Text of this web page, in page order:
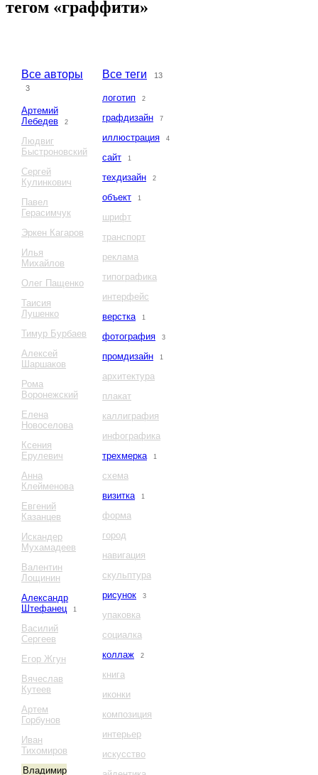
тегом «граффити»
Все авторы
3
Артемий
Лебедев
2
Людвиг
Быстроновский
Сергей
Кулинкович
Павел
Герасимчук
Эркен Кагаров
Илья
Михайлов
Олег Пащенко
Таисия
Лушенко
Тимур Бурбаев
Алексей
Шаршаков
Рома
Воронежский
Елена
Новоселова
Ксения
Ерулевич
Анна
Клейменова
Евгений
Казанцев
Искандер
Мухамадеев
Валентин
Лощинин
Александр
Штефанец
1
Василий
Сергеев
Егор Жгун
Вячеслав
Кутеев
Артем
Горбунов
Иван
Тихомиров
Владимир
Все теги 13
логотип 2
графдизайн 7
иллюстрация 4
сайт 1
техдизайн 2
объект 1
шрифт
транспорт
реклама
типографика
интерфейс
верстка
1
фотография 3
промдизайн 1
архитектура
плакат
каллиграфия
инфографика
трехмерка
1
схема
визитка
1
форма
город
навигация
скульптура
рисунок
3
упаковка
социалка
коллаж
2
книга
иконки
композиция
интерьер
искусство